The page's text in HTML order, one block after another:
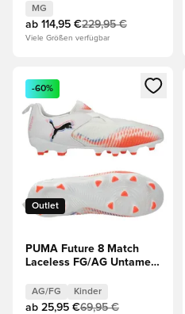
MG
ab 114,95 €229,95 €
Viele Größen verfügbar
Öffnet ein neues Fenster
Outlet
-60%
PUMA Future 8 Match
Laceless FG/AG Untamed
Kinder
AG/FG Kinder
ab 25,95 €69,95 €